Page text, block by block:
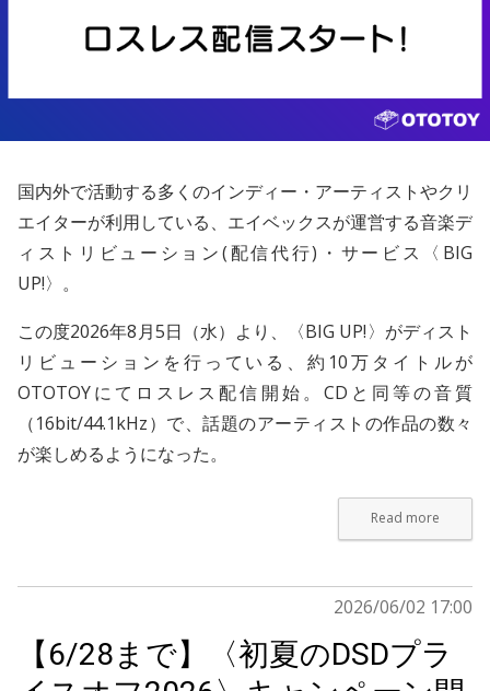
国内外で活動する多くのインディー・アーティストやクリ
エイターが利用している、エイベックスが運営する音楽デ
ィストリビューション(配信代行)・サービス〈BIG
UP!〉。
この度2026年8月5日（水）より、〈BIG UP!〉がディスト
リビューションを行っている、約10万タイトルが
OTOTOYにてロスレス配信開始。CDと同等の音質
（16bit/44.1kHz）で、話題のアーティストの作品の数々
が楽しめるようになった。
Read more
2026/06/02 17:00
【6/28まで】〈初夏のDSDプラ